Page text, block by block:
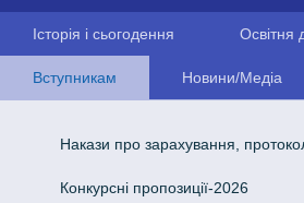
Історія і сьогодення Освітня
Вступникам Новини/Медіа
Накази про зарахування,
Конкурсні пропозиції-2026